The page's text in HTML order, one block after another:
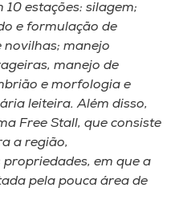
estações: silagem;
e formulação de
novilhas; manejo
manejo de
e morfologia e
leiteira. Além disso,
Free Stall, que consiste
a região,
em que a
pela pouca área de